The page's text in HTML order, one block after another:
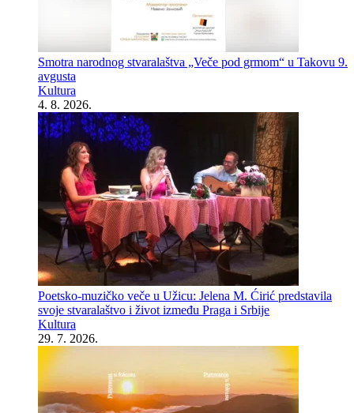
Smotra narodnog stvaralaštva „Veče pod grmom“ u Takovu 9.
avgusta
Kultura
4. 8. 2026.
Poetsko-muzičko veče u Užicu: Jelena M. Ćirić predstavila
svoje stvaralaštvo i život između Praga i Srbije
Kultura
29. 7. 2026.